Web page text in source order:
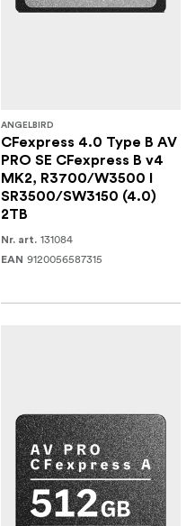
ANGELBIRD
CFexpress 4.0 Type B AV
PRO SE CFexpress B v4
MK2, R3700/W3500 I
SR3500/SW3150 (4.0)
2TB
Nr. art. 131084
EAN 9120056587315